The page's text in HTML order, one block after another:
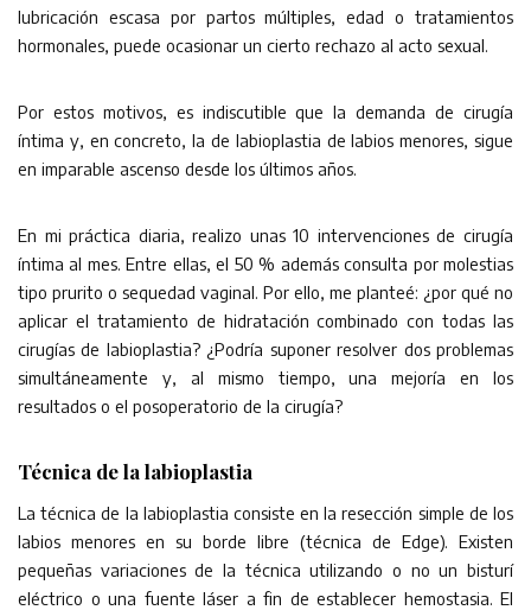
lubricación escasa por partos múltiples, edad o tratamientos
hormonales, puede ocasionar un cierto rechazo al acto sexual.
Por estos motivos, es indiscutible que la demanda de cirugía
íntima y, en concreto, la de labioplastia de labios menores, sigue
en imparable ascenso desde los últimos años.
En mi práctica diaria, realizo unas 10 intervenciones de cirugía
íntima al mes. Entre ellas, el 50 % además consulta por molestias
tipo prurito o sequedad vaginal. Por ello, me planteé: ¿por qué no
aplicar el tratamiento de hidratación combinado con todas las
cirugías de labioplastia? ¿Podría suponer resolver dos problemas
simultáneamente y, al mismo tiempo, una mejoría en los
resultados o el posoperatorio de la cirugía?
Técnica de la labioplastia
La técnica de la labioplastia consiste en la resección simple de los
labios menores en su borde libre (técnica de Edge). Existen
pequeñas variaciones de la técnica utilizando o no un bisturí
eléctrico o una fuente láser a fin de establecer hemostasia. El